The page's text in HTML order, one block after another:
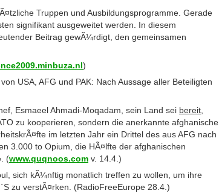
Truppen und Ausbildungsprogramme. Gerade
signifikant ausgeweitet werden. In diesem
Beitrag gewÃ¼rdigt, den gemeinsamen
)
USA, AFG und PAK: Nach Aussage aller Beteiligten
Esmaeel Ahmadi-Moqadam, sein Land sei bereit,
zu kooperieren, sondern die anerkannte afghanische
im letzten Jahr ein Drittel des aus AFG nach
3.000 to Opium, die HÃ¤lfte der afghanischen
(www.quqnoos.com v. 14.4.)
sich kÃ¼nftig monatlich treffen zu wollen, um ihre
zu verstÃ¤rken. (RadioFreeEurope 28.4.)